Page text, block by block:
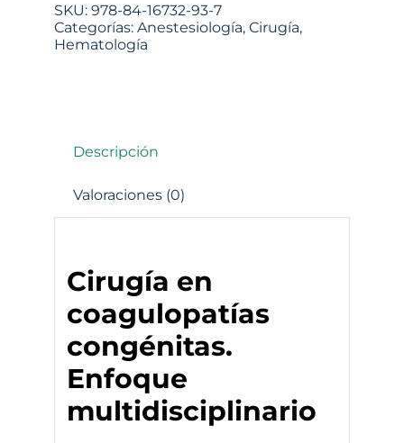
SKU: 978-84-16732-93-7
Categorías: Anestesiología, Cirugía,
Hematología
Descripción
Valoraciones (0)
Cirugía en
coagulopatías
congénitas.
Enfoque
multidisciplinario